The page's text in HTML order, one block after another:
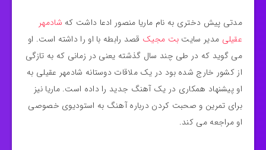
مدتی پیش دختری به نام ماریا منصور ادعا داشت که شادمهر
عقیلی مدیر سایت بت مجیک قصد رابطه با او را داشته است. او
می گوید که در طی چند سال گذشته یعنی در زمانی که به تازگی
از کشور خارج شده بود در یک ملاقات دوستانه شادمهر عقیلی به
او پیشنهاد همکاری در یک آهنگ جدید را داده است. ماریا نیز
برای تمرین و صحبت کردن درباره آهنگ به استودیوی خصوصی
او مراجعه می کند.